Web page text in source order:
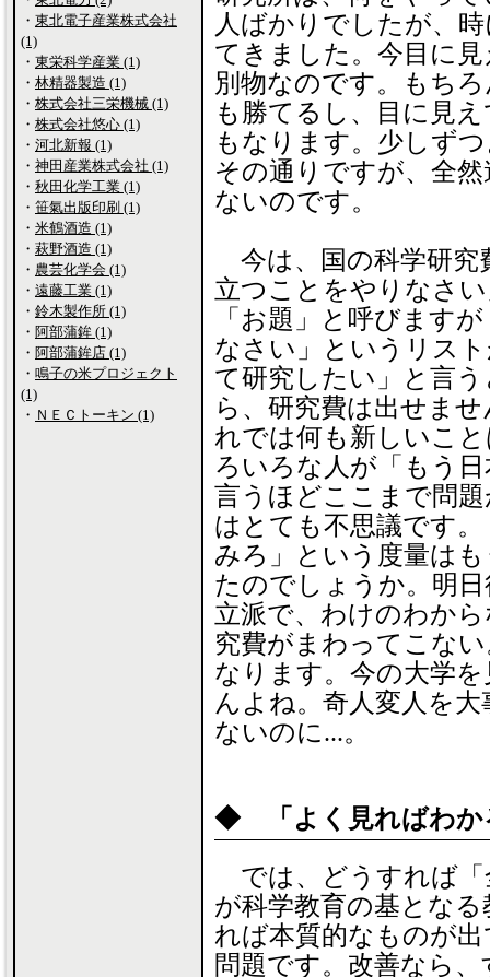
人ばかりでしたが、
てきました。今目に
別物なのです。もち
も勝てるし、目に見
もなります。少しず
その通りですが、全
ないのです。
今は、国の科学研究
立つことをやりなさ
「お題」と呼びます
なさい」というリス
て研究したい」と言
ら、研究費は出せま
れでは何も新しいこ
ろいろな人が「もう
言うほどここまで問
はとても不思議です
みろ」という度量は
たのでしょうか。明
立派で、わけのわか
究費がまわってこな
なります。今の大学
んよね。奇人変人を
ないのに...。
◆ 「よく見ればわか
では、どうすれば「
が科学教育の基とな
れば本質的なものが
問題です。改善なら
・ 東北電子産業株式会社
(1)
・ 東栄科学産業 (1)
・ 林精器製造 (1)
・ 株式会社三栄機械 (1)
・ 株式会社悠心 (1)
・ 河北新報 (1)
・ 神田産業株式会社 (1)
・ 秋田化学工業 (1)
・ 笹氣出版印刷 (1)
・ 米鶴酒造 (1)
・ 萩野酒造 (1)
・ 農芸化学会 (1)
・ 遠藤工業 (1)
・ 鈴木製作所 (1)
・ 阿部蒲鉾 (1)
・ 阿部蒲鉾店 (1)
・ 鳴子の米プロジェクト
(1)
・ ＮＥＣトーキン (1)